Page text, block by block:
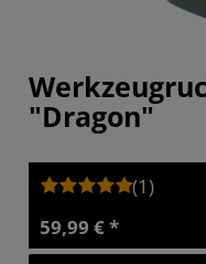
"Dragon"
(1)
59,99 € *